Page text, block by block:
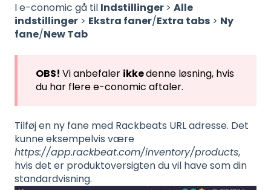
I e-conomic gå til Indstillinger> Alle
indstillinger > Ekstra faner/Extra tabs > Ny
fane/New Tab
OBS! Vi anbefaler ikkedenne løsning, hvis
du har flere e-conomic aftaler.
Tilføj en ny fane med Rackbeats URL adresse. Det
kunne eksempelvis være
https://app.rackbeat.com/inventory/products,
hvis det er produktoversigten du vil have som din
standardvisning.